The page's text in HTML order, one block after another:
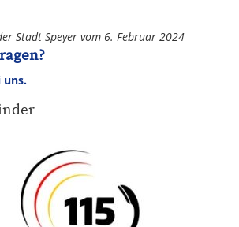
Stadt Speyer vom 6. Februar 2024
uns.